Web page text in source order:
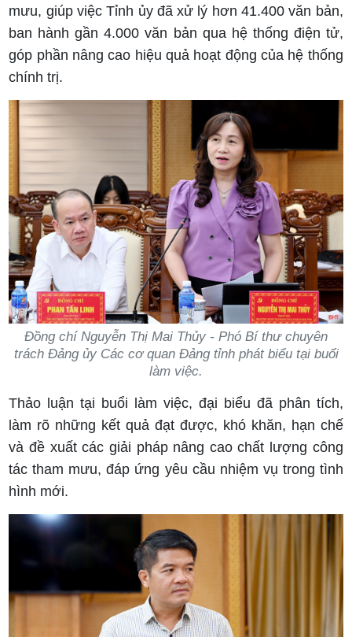
mưu, giúp việc Tỉnh ủy đã xử lý hơn 41.400 văn bản,
ban hành gần 4.000 văn bản qua hệ thống điện tử,
góp phần nâng cao hiệu quả hoạt động của hệ thống
chính trị.
Đồng chí Nguyễn Thị Mai Thủy - Phó Bí thư chuyên
trách Đảng ủy Các cơ quan Đảng tỉnh phát biểu tại buổi
làm việc.
Thảo luận tại buổi làm việc, đại biểu đã phân tích,
làm rõ những kết quả đạt được, khó khăn, hạn chế
và đề xuất các giải pháp nâng cao chất lượng công
tác tham mưu, đáp ứng yêu cầu nhiệm vụ trong tình
hình mới.